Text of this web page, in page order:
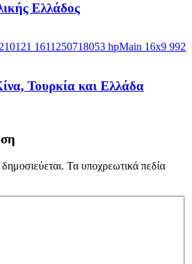
Ελλάδος
Τουρκία και Ελλάδα
Τα υποχρεωτικά πεδία